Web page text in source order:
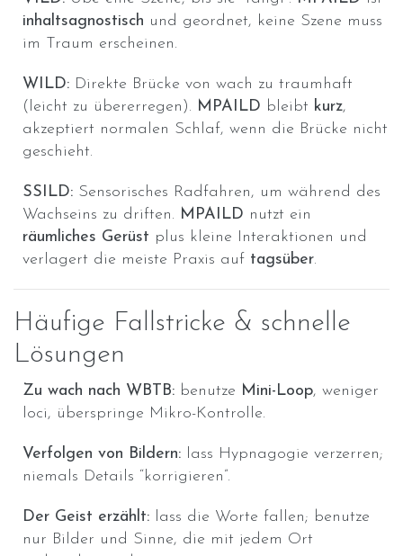
inhaltsagnostisch und geordnet, keine Szene muss
im Traum erscheinen.
WILD: Direkte Brücke von wach zu traumhaft
(leicht zu übererregen). MPAILD bleibt kurz,
akzeptiert normalen Schlaf, wenn die Brücke nicht
geschieht.
SSILD: Sensorisches Radfahren, um während des
Wachseins zu driften. MPAILD nutzt ein
räumliches Gerüst plus kleine Interaktionen und
verlagert die meiste Praxis auf tagsüber.
Häufige Fallstricke & schnelle
Lösungen
Zu wach nach WBTB: benutze Mini-Loop, weniger
loci, überspringe Mikro-Kontrolle.
Verfolgen von Bildern: lass Hypnagogie verzerren;
niemals Details “korrigieren”.
Der Geist erzählt: lass die Worte fallen; benutze
nur Bilder und Sinne, die mit jedem Ort